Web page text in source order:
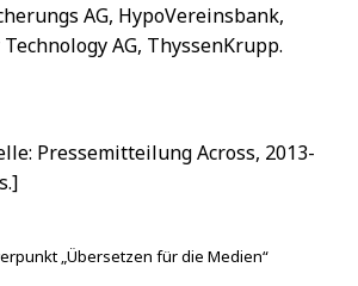
AG, HypoVereinsbank,
AG, ThyssenKrupp.
Pressemitteilung Across, 2013-
„Übersetzen für die Medien“